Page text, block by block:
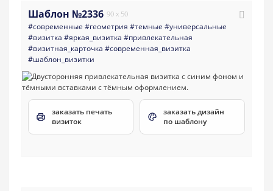
Шаблон №2336 90 x 50
#современные #геометрия #темные #универсальные
#визитка #яркая_визитка #привлекательная
#визитная_карточка #современная_визитка
#шаблон_визитки
заказать печать
визиток
заказать дизайн
по шаблону